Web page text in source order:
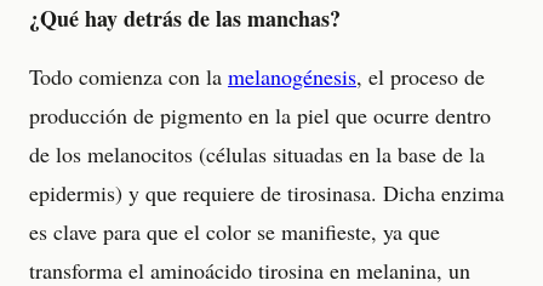
¿Qué hay detrás de las manchas?
Todo comienza con la melanogénesis, el proceso de
producción de pigmento en la piel que ocurre dentro
de los melanocitos (células situadas en la base de la
epidermis) y que requiere de tirosinasa. Dicha enzima
es clave para que el color se manifieste, ya que
transforma el aminoácido tirosina en melanina, un